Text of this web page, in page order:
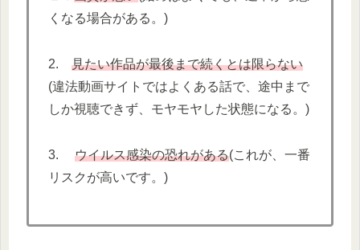
くなる場合がある。)
2. 見たい作品が最後まで続くとは限らない
(違法動画サイトではよくある話で、途中まで
しか視聴できず、モヤモヤした状態になる。)
3. ウイルス感染の恐れがある(これが、一番
リスクが高いです。)